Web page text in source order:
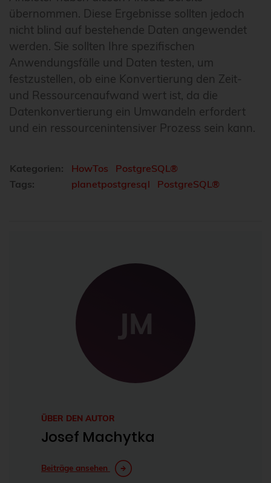
übernommen. Diese Ergebnisse sollten jedoch
nicht blind auf bestehende Daten angewendet
werden. Sie sollten Ihre spezifischen
Anwendungsfälle und Daten testen, um
festzustellen, ob eine Konvertierung den Zeit-
und Ressourcenaufwand wert ist, da die
Datenkonvertierung ein Umwandeln erfordert
und ein ressourcenintensiver Prozess sein kann.
Kategorien: HowTos
PostgreSQL®
Tags:
planetpostgresql PostgreSQL®
JM
ÜBER DEN AUTOR
Josef Machytka
Beiträge ansehen